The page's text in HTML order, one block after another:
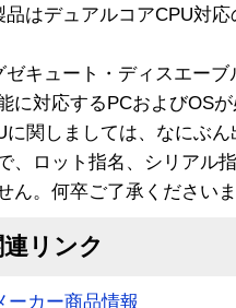
品はデュアルコアCPU対
ゼキュート・ディスエー
に対応するPCおよびOS
に関しましては、なにぶ
、ロット指名、シリアル
ん。何卒ご了承ください
連リンク
ーカー商品情報